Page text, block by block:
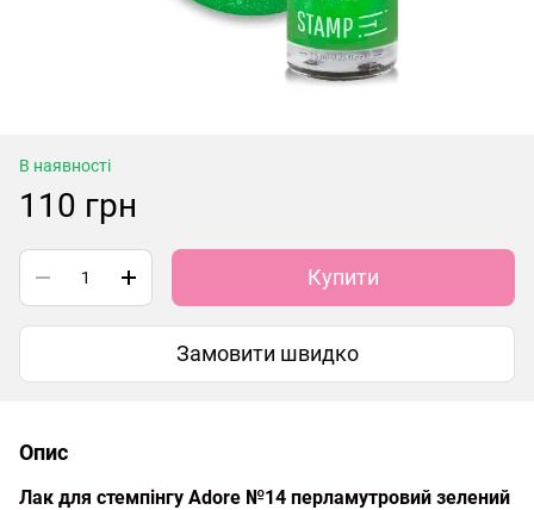
В наявності
110 грн
Купити
Замовити швидко
Опис
Лак для стемпінгу Adore №14 перламутровий зелений